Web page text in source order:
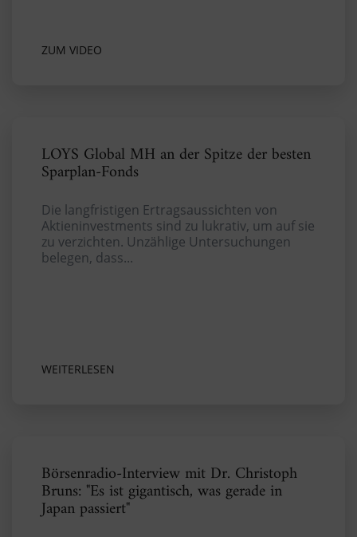
ZUM VIDEO
LOYS Global MH an der Spitze der besten
Sparplan-Fonds
Die langfristigen Ertragsaussichten von
Aktieninvestments sind zu lukrativ, um auf sie
zu verzichten. Unzählige Untersuchungen
belegen, dass...
WEITERLESEN
Börsenradio-Interview mit Dr. Christoph
Bruns: "Es ist gigantisch, was gerade in
Japan passiert"